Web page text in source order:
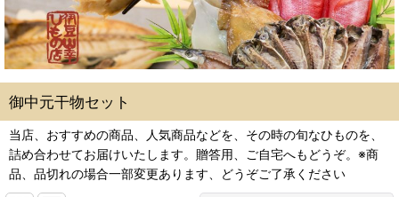
御中元干物セット
当店、おすすめの商品、人気商品などを、その時の旬なひものを、
詰め合わせてお届けいたします。贈答用、ご自宅へもどうぞ。※商
品、品切れの場合一部変更あります、どうぞご了承ください